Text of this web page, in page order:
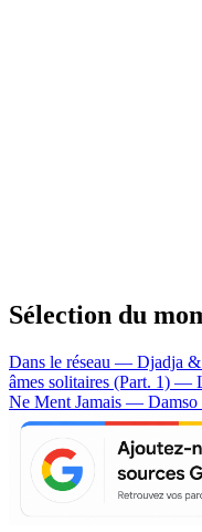
Sélection du
Dans le réseau — Djadja
âmes solitaires (Part. 1) —
Ne Ment Jamais — Damso